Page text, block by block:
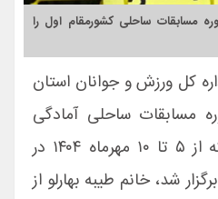
مسابقات ساحلی کشورمقام اول را
کل ورزش و جوانان استان
مسابقات ساحلی آمادگی
جسمانی قهرمانی کشور که از ۵ تا ۱۰ مهرماه ۱۴۰۴ در
شد، خانم طیبه بهارلو از